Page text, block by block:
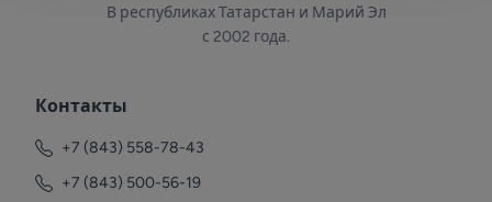
В республиках Татарстан и Марий Эл
с 2002 года.
Контакты
+7 (843) 558-78-43
+7 (843) 500-56-19